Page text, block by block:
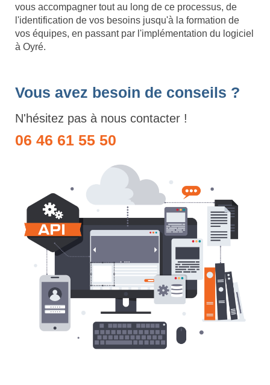
vous accompagner tout au long de ce processus, de
l'identification de vos besoins jusqu'à la formation de
vos équipes, en passant par l'implémentation du logiciel
à Oyré.
Vous avez besoin de conseils ?
N'hésitez pas à nous contacter !
06 46 61 55 50